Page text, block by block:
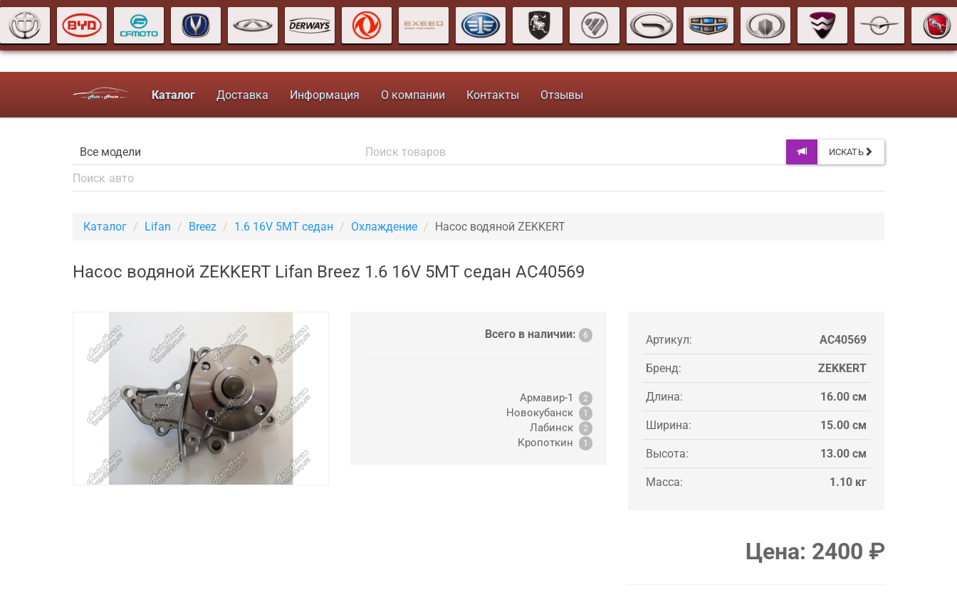
Каталог Доставка Информация О компании Контакты Отзывы
ИСКАТЬ
Каталог Lifan Breez 1.6 16V 5MT седан Охлаждение Насос водяной ZEKKERT
Насос водяной ZEKKERT Lifan Breez 1.6 16V 5MT седан AC40569
Всего в наличии: 6
Армавир-1 2
Новокубанск 1
Лабинск 2
Кропоткин 1
Артикул: AC40569
Бренд: ZEKKERT
Длина: 16.00 см
Ширина: 15.00 см
Высота: 13.00 см
Масса: 1.10 кг
Цена: 2400 ₽